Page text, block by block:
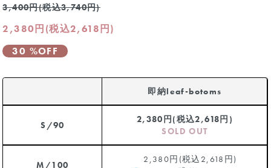
3,400円(税込3,740円)
2,380円(税込2,618円)
30 %OFF
即納leaf-botoms
S/90
2,380円(税込2,618円)
SOLD OUT
M/100
2,380円(税込2,618円)